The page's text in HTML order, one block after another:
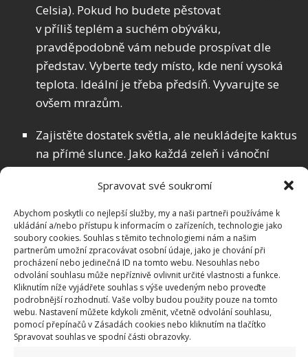
Spravovat své soukromí
Abychom poskytli co nejlepší služby, my a naši partneři používáme k
ukládání a/nebo přístupu k informacím o zařízeních, technologie jako
soubory cookies. Souhlas s těmito technologiemi nám a našim
partnerům umožní zpracovávat osobní údaje, jako je chování při
procházení nebo jedinečná ID na tomto webu. Nesouhlas nebo
odvolání souhlasu může nepříznivě ovlivnit určité vlastnosti a funkce.
Kliknutím níže vyjádřete souhlas s výše uvedeným nebo proveďte
podrobnější rozhodnutí. Vaše volby budou použity pouze na tomto
webu. Nastavení můžete kdykoli změnit, včetně odvolání souhlasu,
pomocí přepínačů v Zásadách cookies nebo kliknutím na tlačítko
Spravovat souhlas ve spodní části obrazovky.
Celsia). Pokud ho budete pěstovat
v příliš teplém a suchém obýváku,
pravděpodobně vám nebude prospívat dle
představ. Vyberte tedy místo, kde není vysoká
teplota. Ideální je třeba předsíň. Vyvarujte se
ovšem mrazům.
Zajistěte dostatek světla, ale neukládejte kaktus
na přímé slunce. Jako každá zeleň i vánoční
kaktus potřebuje světlo ke svému růstu.
Umístěte ho nejlépe do polostínu.